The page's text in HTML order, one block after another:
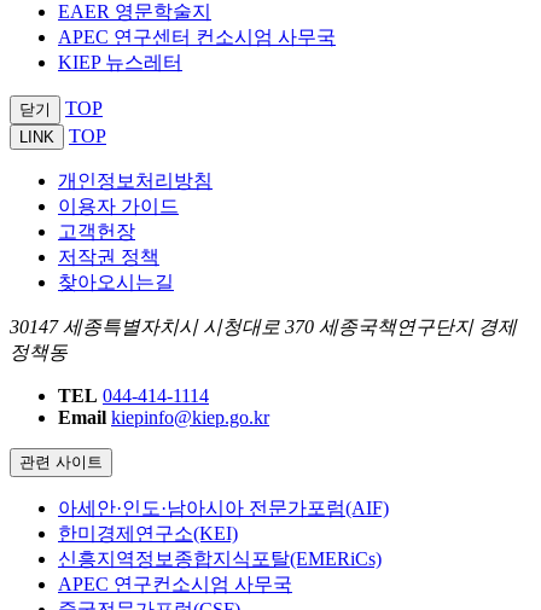
EAER 영문학술지
APEC 연구센터 컨소시엄 사무국
KIEP 뉴스레터
닫기 TOP
LINK TOP
개인정보처리방침
이용자 가이드
고객헌장
저작권 정책
찾아오시는길
30147 세종특별자치시 시청대로 370 세종국책연구단지 경제
정책동
TEL 044-414-1114
Email kiepinfo@kiep.go.kr
관련 사이트
아세안·인도·남아시아 전문가포럼(AIF)
한미경제연구소(KEI)
신흥지역정보종합지식포탈(EMERiCs)
APEC 연구컨소시엄 사무국